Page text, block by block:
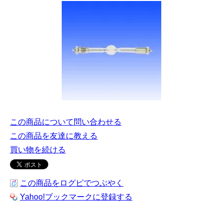
この商品について問い合わせる
この商品を友達に教える
買い物を続ける
この商品をログピでつぶやく
Yahoo!ブックマークに登録する